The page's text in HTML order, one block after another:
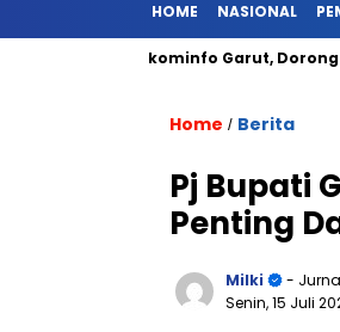
HOME NASIONAL
Diskominfo Garut, Dorong
Home / Berita
Pj Bupati
Penting
Milki
-
Senin, 15 Juli